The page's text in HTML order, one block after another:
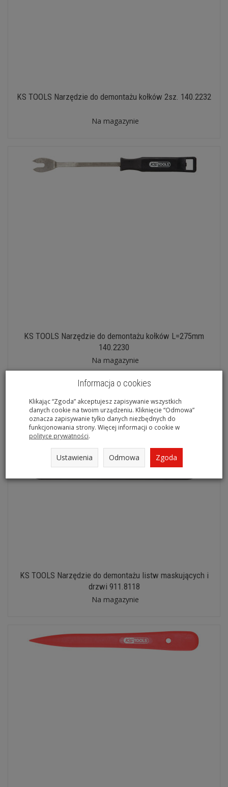
KS TOOLS Narzędzie do demontażu kołków 2sz. 140.2232
Na magazynie
KS TOOLS Narzędzie do demontażu kołków L=275mm
140.2230
Na magazynie
KS TOOLS Narzędzie do demontażu listw maskujących i
drzwi 911.8118
Na magazynie
Informacja o cookies
Klikając “Zgoda” akceptujesz zapisywanie wszystkich
danych cookie na twoim urządzeniu. Kliknięcie “Odmowa”
oznacza zapisywanie tylko danych niezbędnych do
funkcjonowania strony. Więcej informacji o cookie w
polityce prywatności.
Ustawienia Odmowa Zgoda